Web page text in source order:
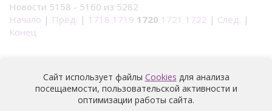
Новости 5158 - 5160 из 5282
Начало | Пред. | 1718 1719 1720 1721 1722 | След. |
Конец
Сайт использует файлы Cookies для анализа
посещаемости, пользовательской активности и
оптимизации работы сайта.